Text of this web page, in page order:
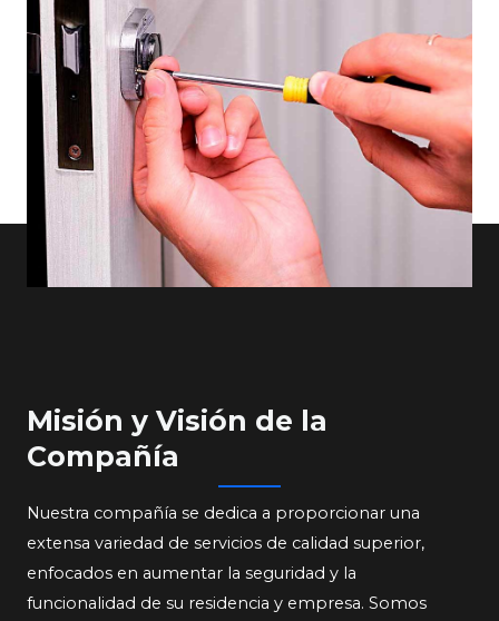
Misión y Visión de la
Compañía​​​
Nuestra compañía se dedica a proporcionar una
extensa variedad de servicios de calidad superior,
enfocados en aumentar la seguridad y la
funcionalidad de su residencia y empresa. Somos